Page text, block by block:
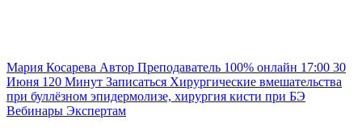
Мария Косарева Автор Преподаватель 100% онлайн 17:00 30
Июня 120 Минут Записаться Хирургические вмешательства
при буллёзном эпидермолизе, хирургия кисти при БЭ
Вебинары Экспертам